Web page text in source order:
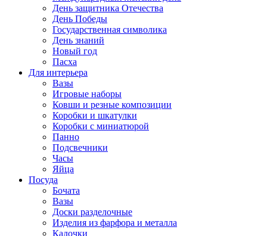
День защитника Отечества
День Победы
Государственная символика
День знаний
Новый год
Пасха
Для интерьера
Вазы
Игровые наборы
Ковши и резные композиции
Коробки и шкатулки
Коробки с миниатюрой
Панно
Подсвечники
Часы
Яйца
Посуда
Бочата
Вазы
Доски разделочные
Изделия из фарфора и металла
Кадочки